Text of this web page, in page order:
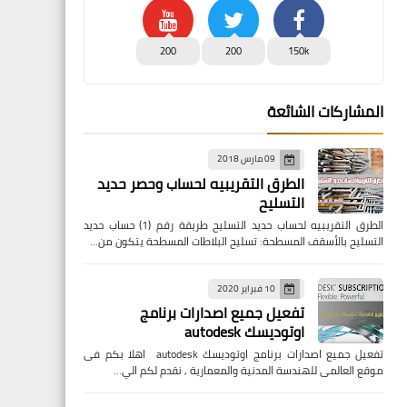
150k
200
200
المشاركات الشائعة
09 مارس 2018
الطرق التقريبيه لحساب وحصر حديد
التسليح
الطرق التقريبيه لحساب حديد التسليح طريقة رقم (1) حساب حديد
التسليح بالأسقف المسطحة: تسليح البلاطات المسطحة يتكون من…
10 فبراير 2020
تفعيل جميع اصدارات برنامج
اوتوديسك autodesk
تفعيل جميع اصدارات برنامج اوتوديسك autodesk اهلا بكم فى
موقع العالمى للهندسة المدنية والمعمارية , نقدم لكم الي…